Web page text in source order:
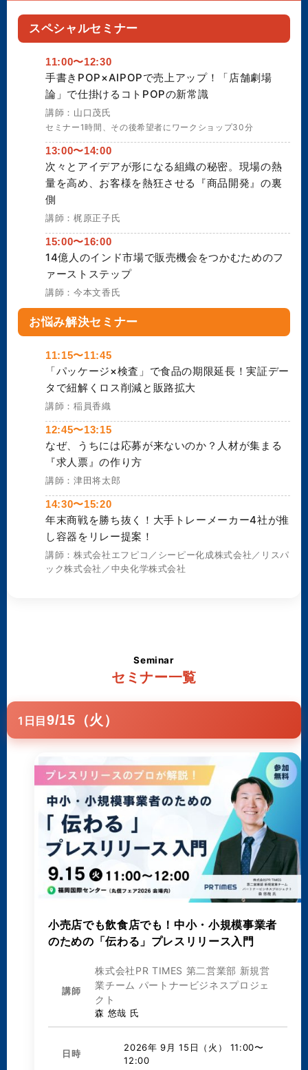
スペシャルセミナー
11:00〜12:30
手書きPOP×AIPOPで売上アップ！「店舗劇場
論」で仕掛けるコトPOPの新常識
講師：山口茂氏
セミナー1時間、その後希望者にワークショップ30分
13:00〜14:00
次々とアイデアが形になる組織の秘密。現場の熱
量を高め、お客様を熱狂させる『商品開発』の裏
側
講師：梶原正子氏
15:00〜16:00
14億人のインド市場で販売機会をつかむためのフ
ァーストステップ
講師：今本文香氏
お悩み解決セミナー
11:15〜11:45
「パッケージ×検査」で食品の期限延長！実証デー
タで紐解くロス削減と販路拡大
講師：稲員香織
12:45〜13:15
なぜ、うちには応募が来ないのか？人材が集まる
『求人票』の作り方
講師：津田将太郎
14:30〜15:20
年末商戦を勝ち抜く！大手トレーメーカー4社が推
し容器をリレー提案！
講師：株式会社エフピコ／シーピー化成株式会社／リスパ
ック株式会社／中央化学株式会社
Seminar
セミナー一覧
1日目9/15（火）
小売店でも飲食店でも！中小・小規模事業者
のための「伝わる」プレスリリース入門
講師
株式会社PR TIMES 第二営業部 新規営
業チーム パートナービジネスプロジェ
クト
森 悠哉 氏
日時
2026年 9月 15日（火） 11:00〜
12:00